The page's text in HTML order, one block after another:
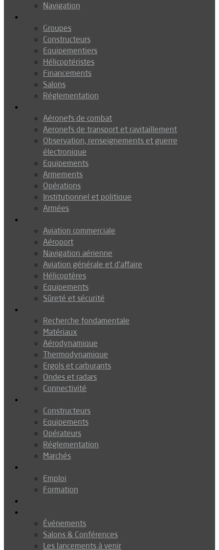
Navigation
Groupes
Constructeurs
Equipementiers
Hélicoptéristes
Financements
Salons
Réglementation
Aéronefs de combat
Aeronefs de transport et ravitaillement
Observation, renseignements et guerre
électronique
Equipements
Armements
Opérations
Institutionnel et politique
Armées
Aviation commerciale
Aéroport
Navigation aérienne
Aviation générale et d’affaire
Hélicoptères
Equipements
Sûreté et sécurité
Recherche fondamentale
Matériaux
Aérodynamique
Thermodynamique
Ergols et carburants
Ondes et radars
Connectivité
Constructeurs
Equipements
Opérateurs
Réglementation
Marchés
Emploi
Formation
Événements
Salons & Conférences
Les lancements à venir